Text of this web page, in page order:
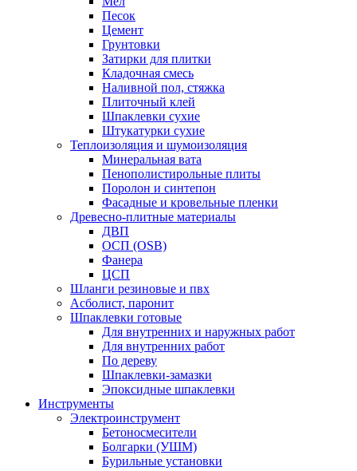
Песок
Цемент
Грунтовки
Затирки для плитки
Кладочная смесь
Наливной пол, стяжка
Плиточный клей
Шпаклевки сухие
Штукатурки сухие
Теплоизоляция и шумоизоляция
Минеральная вата
Пенополистирольные плиты
Поролон и синтепон
Фасадные и кровельные пленки
Древесно-плитные материалы
ДВП
ОСП (OSB)
Фанера
ЦСП
Шланги резиновые и пвх
Асболист, паронит
Шпаклевки готовые
Для внутренних и наружных работ
Для внутренних работ
По дереву
Шпаклевки-замазки
Эпоксидные шпаклевки
Инструменты
Электроинструмент
Бетоносмесители
Болгарки (УШМ)
Бурильные установки